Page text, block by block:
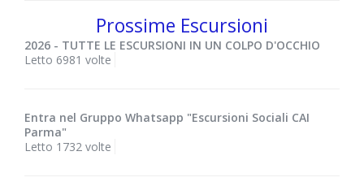
Prossime Escursioni
2026 - TUTTE LE ESCURSIONI IN UN COLPO D'OCCHIO
Letto 6981 volte
Entra nel Gruppo Whatsapp "Escursioni Sociali CAI
Parma"
Letto 1732 volte